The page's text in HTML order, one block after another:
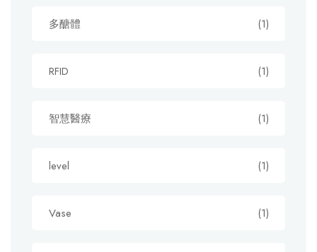
多醣體 (1)
RFID (1)
智慧醫療 (1)
level (1)
Vase (1)